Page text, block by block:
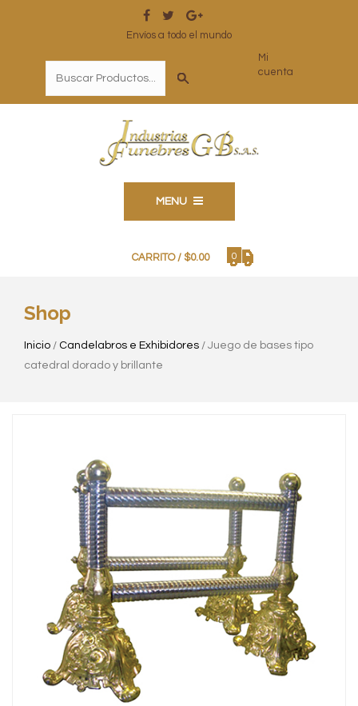
Envíos a todo el mundo
Mi
cuenta
MENU
0
CARRITO / $0.00
Shop
Inicio / Candelabros e Exhibidores / Juego de bases tipo
catedral dorado y brillante